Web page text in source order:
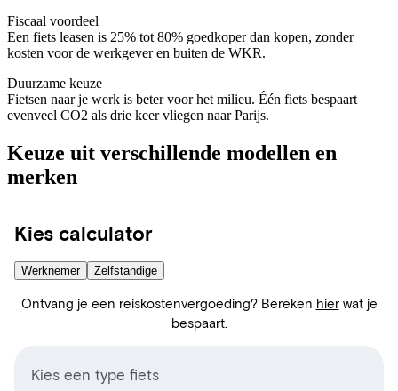
Fiscaal voordeel
Een fiets leasen is 25% tot 80% goedkoper dan kopen, zonder
kosten voor de werkgever en buiten de WKR.
Duurzame keuze
Fietsen naar je werk is beter voor het milieu. Één fiets bespaart
evenveel CO2 als drie keer vliegen naar Parijs.
Keuze uit verschillende modellen en
merken